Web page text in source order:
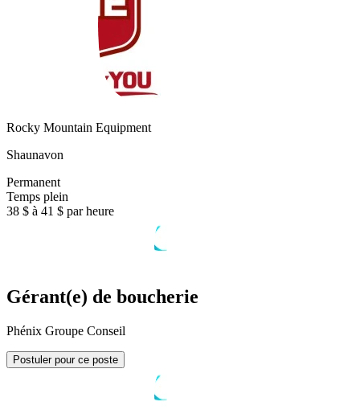
Rocky Mountain Equipment
Shaunavon
Permanent
Temps plein
38 $ à 41 $ par heure
Gérant(e) de boucherie
Phénix Groupe Conseil
Postuler pour ce poste